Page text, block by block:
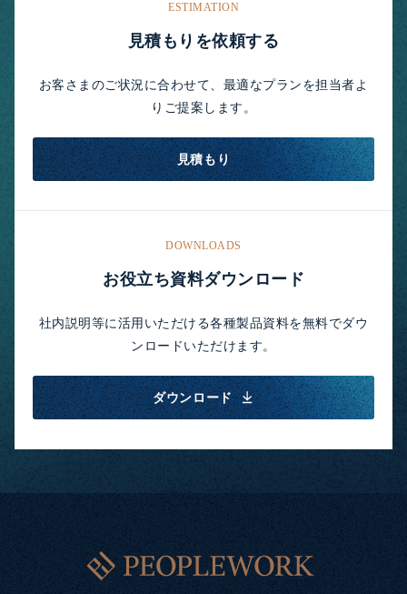
ESTIMATION
見積もりを依頼する
お客さまのご状況に合わせて、最適なプランを担当者よ
りご提案します。
見積もり
DOWNLOADS
お役立ち資料ダウンロード
社内説明等に活用いただける各種製品資料を無料でダウ
ンロードいただけます。
ダウンロード